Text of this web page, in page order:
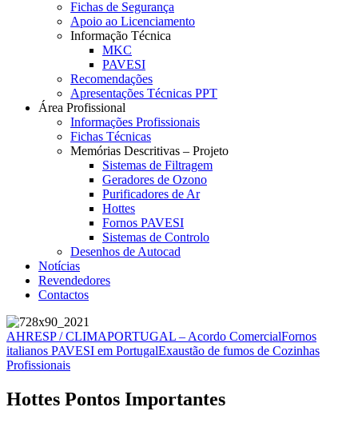
Fichas de Segurança
Apoio ao Licenciamento
Informação Técnica
MKC
PAVESI
Recomendações
Apresentações Técnicas PPT
Área Profissional
Informações Profissionais
Fichas Técnicas
Memórias Descritivas – Projeto
Sistemas de Filtragem
Geradores de Ozono
Purificadores de Ar
Hottes
Fornos PAVESI
Sistemas de Controlo
Desenhos de Autocad
Notícias
Revendedores
Contactos
AHRESP / CLIMAPORTUGAL – Acordo ComercialFornos
italianos PAVESI em PortugalExaustão de fumos de Cozinhas
Profissionais
Hottes Pontos Importantes